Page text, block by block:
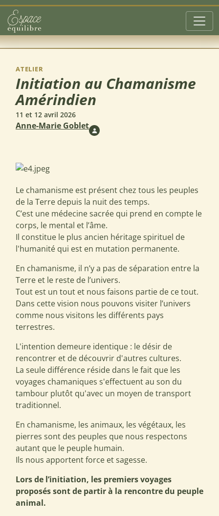
Aller au contenu principal
ATELIER
Initiation au Chamanisme
Amérindien
11 et 12 avril 2026
Anne-Marie Goblet
Le chamanisme est présent chez tous les peuples
de la Terre depuis la nuit des temps.
C’est une médecine sacrée qui prend en compte le
corps, le mental et l’âme.
Il constitue le plus ancien héritage spirituel de
l'humanité qui est en mutation permanente.
En chamanisme, il n’y a pas de séparation entre la
Terre et le reste de l’univers.
Tout est un tout et nous faisons partie de ce tout.
Dans cette vision nous pouvons visiter l’univers
comme nous visitons les différents pays
terrestres.
L'intention demeure identique : le désir de
rencontrer et de découvrir d'autres cultures.
La seule différence réside dans le fait que les
voyages chamaniques s'effectuent au son du
tambour plutôt qu'avec un moyen de transport
traditionnel.
En chamanisme, les animaux, les végétaux, les
pierres sont des peuples que nous respectons
autant que le peuple humain.
Ils nous apportent force et sagesse.
Lors de l’initiation, les premiers voyages
proposés sont de partir à la rencontre du peuple
animal.